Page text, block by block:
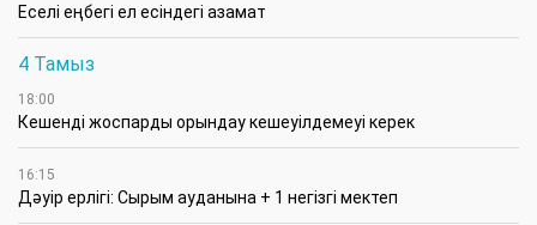
Еселі еңбегі ел есіндегі азамат
4 Тамыз
18:00
Кешенді жоспарды орындау кешеуілдемеуі керек
16:15
Дәуір ерлігі: Сырым ауданына + 1 негізгі мектеп